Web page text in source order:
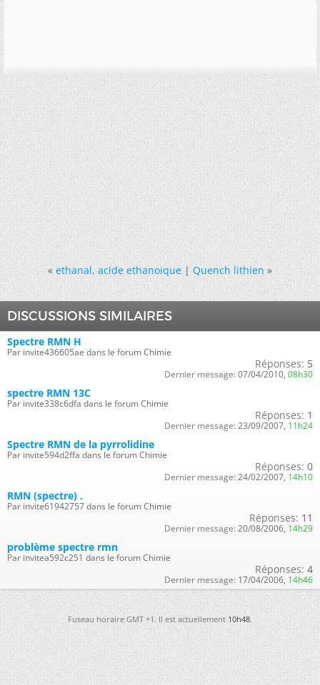
« ethanal, acide ethanoique|Quench lithien »
DISCUSSIONS SIMILAIRES
Spectre RMN H
Par invite436605ae dans le forum Chimie
Réponses: 5
Dernier message: 07/04/2010, 08h30
spectre RMN 13C
Par invite338c6dfa dans le forum Chimie
Réponses: 1
Dernier message: 23/09/2007, 11h24
Spectre RMN de la pyrrolidine
Par invite594d2ffa dans le forum Chimie
Réponses: 0
Dernier message: 24/02/2007, 14h10
RMN (spectre) .
Par invite61942757 dans le forum Chimie
Réponses: 11
Dernier message: 20/08/2006, 14h29
problème spectre rmn
Par invitea592c251 dans le forum Chimie
Réponses: 4
Dernier message: 17/04/2006, 14h46
Fuseau horaire GMT +1. Il est actuellement10h48.